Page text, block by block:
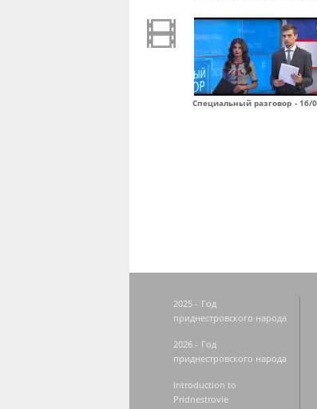
Специальный разговор - 16/
2025 - Год
приднестровского народа
2026 - Год
приднестровского народа
Introduction to
Pridnestrovie